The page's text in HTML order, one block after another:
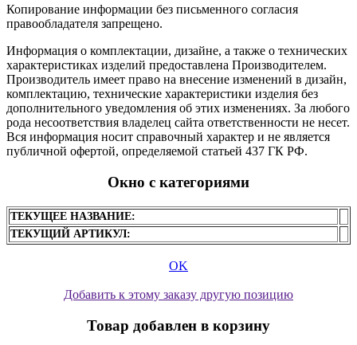
Копирование информации без письменного согласия
правообладателя запрещено.
Информация о комплектации, дизайне, а также о технических
характеристиках изделий предоставлена Производителем.
Производитель имеет право на внесение изменений в дизайн,
комплектацию, технические характеристики изделия без
дополнительного уведомления об этих изменениях. За любого
рода несоответствия владелец сайта ответственности не несет.
Вся информация носит справочный характер и не является
публичной офертой, определяемой статьей 437 ГК РФ.
Окно с категориями
ТЕКУЩЕЕ НАЗВАНИЕ:
ТЕКУЩИЙ АРТИКУЛ:
OK
Добавить к этому заказу другую позицию
Товар добавлен в корзину